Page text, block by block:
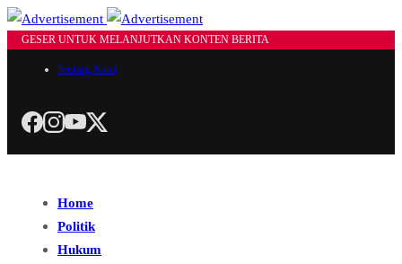
GESER UNTUK MELANJUTKAN KONTEN BERITA
Tentang Kami
Home
Politik
Hukum